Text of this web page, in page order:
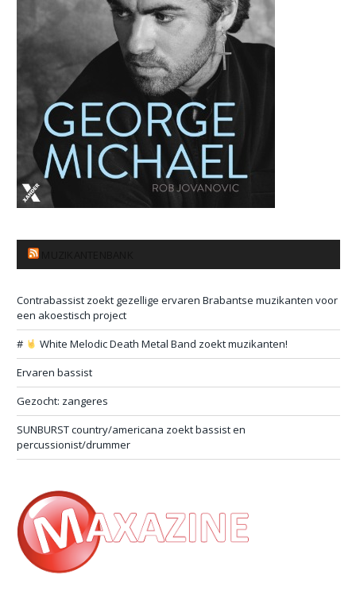
Contrabassist zoekt gezellige ervaren Brabantse muzikanten voor
een akoestisch project
#
White Melodic Death Metal Band zoekt muzikanten!
Ervaren bassist
Gezocht: zangeres
SUNBURST country/americana zoekt bassist en
percussionist/drummer